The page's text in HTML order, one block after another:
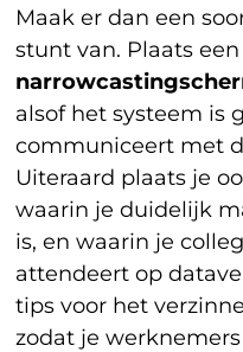
Maak er dan een
stunt van. Plaats
alsof het systeem is
communiceert met
Uiteraard plaats je
waarin je duidelijk
is, en waarin je
attendeert op
tips voor het
zodat je